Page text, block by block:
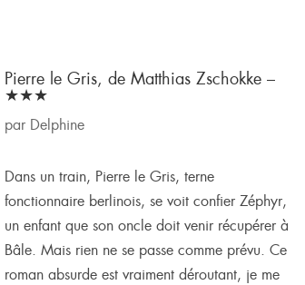
Pierre le Gris, de Matthias Zschokke –
★★★
par Delphine
Dans un train, Pierre le Gris, terne
fonctionnaire berlinois, se voit confier Zéphyr,
un enfant que son oncle doit venir récupérer à
Bâle. Mais rien ne se passe comme prévu. Ce
roman absurde est vraiment déroutant, je me